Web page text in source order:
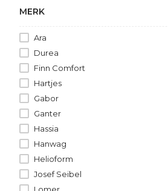
LEER WOLVACHT
LEER/SUEDE/LAK
NUBUCK/STOF/TEX
LAK
LEER/NUBUCK/SUEDE
NUBUCK LAMSVACHT
NUBUCK/SUEDE
NUBUCK/LAK
MERK
Ara
Durea
Finn Comfort
Hartjes
Gabor
Ganter
Hassia
Hanwag
Helioform
Josef Seibel
Lomer